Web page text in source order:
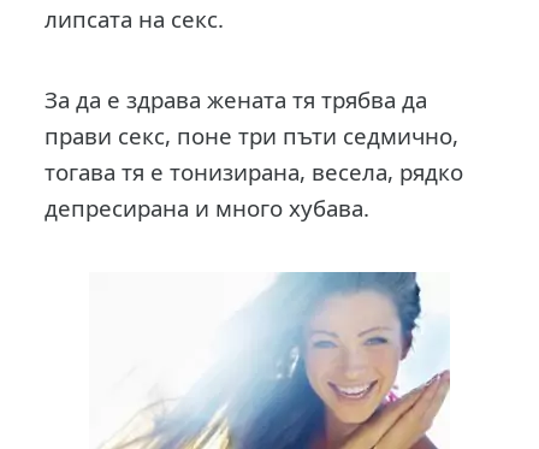
липсата на секс.
За да е здрава жената тя трябва да
прави секс, поне три пъти седмично,
тогава тя е тонизирана, весела, рядко
депресирана и много хубава.